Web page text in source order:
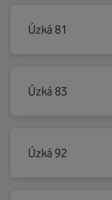
Úzká 81
Úzká 83
Úzká 92